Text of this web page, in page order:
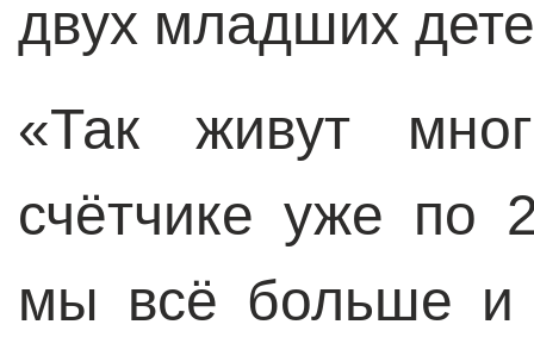
двух младших
«Так живут
счётчике уже по
мы всё больше